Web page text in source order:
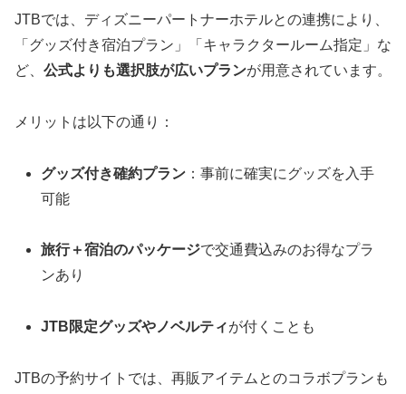
JTBでは、ディズニーパートナーホテルとの連携により、
「グッズ付き宿泊プラン」「キャラクタールーム指定」な
ど、 公式よりも選択肢が広いプランが用意されています。
メリットは以下の通り：
グッズ付き確約プラン ：事前に確実にグッズを入手
可能
旅行＋宿泊のパッケージで交通費込みのお得なプラ
ンあり
JTB限定グッズやノベルティが付くことも
JTBの予約サイトでは、再販アイテムとのコラボプランも